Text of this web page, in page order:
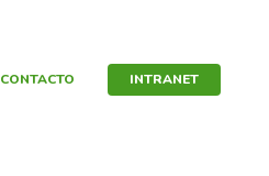
CONTACTO INTRANET